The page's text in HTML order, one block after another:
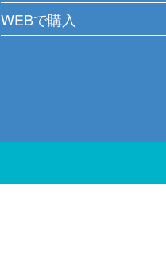
WEBで購入